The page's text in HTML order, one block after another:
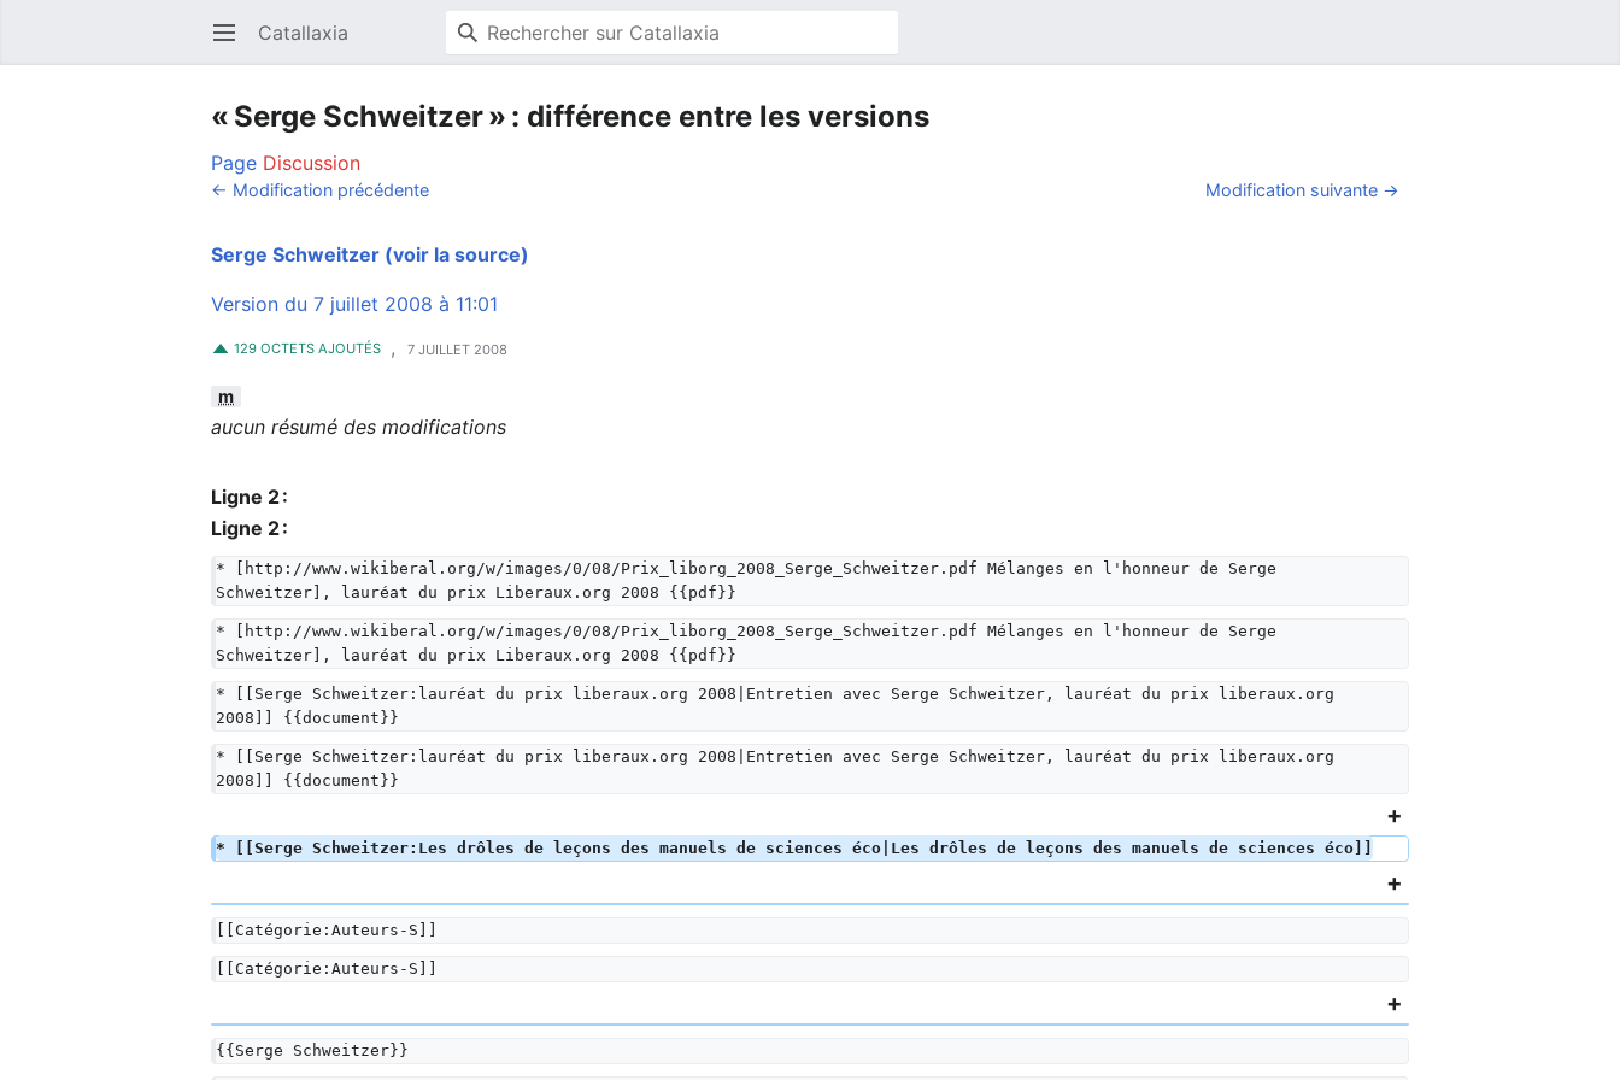
Ouvrir le menu principal Catallaxia
« Serge Schweitzer » : différence entre les versions
Page Discussion
← Modification précédente Modification suivante →
Serge Schweitzer (voir la source)
Version du 7 juillet 2008 à 11:01
129 OCTETS AJOUTÉS ,7 JUILLET 2008
m
aucun résumé des modifications
Ligne 2 :
Ligne 2 :
* [http://www.wikiberal.org/w/images/0/08/Prix_liborg_2008_Serge_Schweitzer.pdf Mélanges en l'honneur de Serge
Schweitzer], lauréat du prix Liberaux.org 2008 {{pdf}}
* [http://www.wikiberal.org/w/images/0/08/Prix_liborg_2008_Serge_Schweitzer.pdf Mélanges en l'honneur de Serge
Schweitzer], lauréat du prix Liberaux.org 2008 {{pdf}}
* [[Serge Schweitzer:lauréat du prix liberaux.org 2008|Entretien avec Serge Schweitzer, lauréat du prix liberaux.org
2008]] {{document}}
* [[Serge Schweitzer:lauréat du prix liberaux.org 2008|Entretien avec Serge Schweitzer, lauréat du prix liberaux.org
2008]] {{document}}
* [[Serge Schweitzer:Les drôles de leçons des manuels de sciences éco|Les drôles de leçons des manuels de sciences éco]]
[[Catégorie:Auteurs-S]]
[[Catégorie:Auteurs-S]]
{{Serge Schweitzer}}